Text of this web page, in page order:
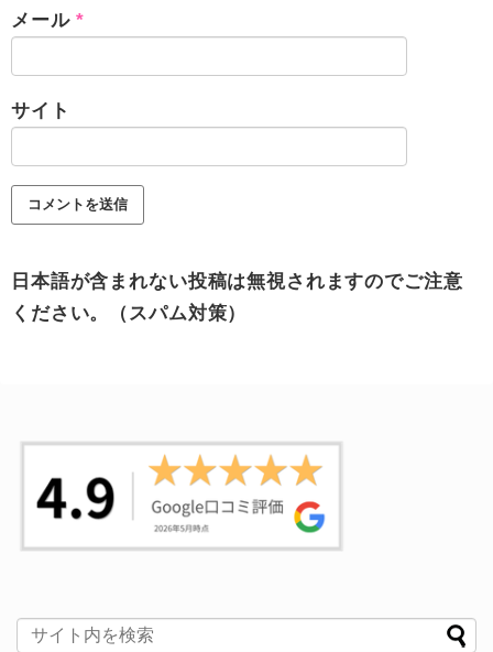
メール*
サイト
日本語が含まれない投稿は無視されますのでご注意
ください。（スパム対策）